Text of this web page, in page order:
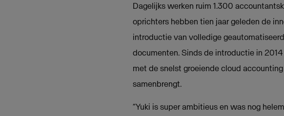
Dagelijks werken ruim 1.300
oprichters hebben tien jaar geleden de
introductie van volledige
documenten. Sinds de introductie in
met de snelst groeiende cloud
samenbrengt.
“Yuki is super ambitieus en was nog